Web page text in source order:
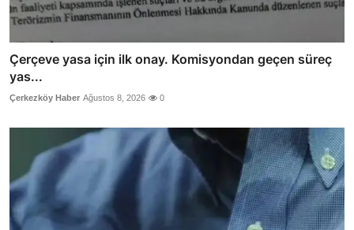
Çerçeve yasa için ilk onay. Komisyondan geçen süreç
yas...
Çerkezköy Haber Ağustos 8, 2026 0